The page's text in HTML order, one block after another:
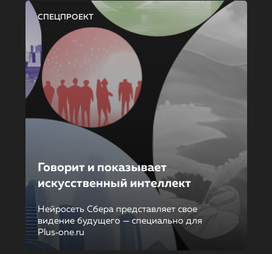
СПЕЦПРОЕКТ
Говорит и показывает
искусственный интеллект
Нейросеть Сбера представляет свое
видение будущего — специально для
Plus‑one.ru